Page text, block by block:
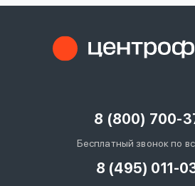
8 (800) 700-
Бесплатный звонок по
8 (495) 011-